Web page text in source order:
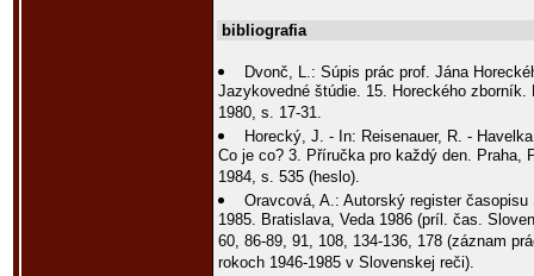
bibliografia
Dvonč, L.: Súpis prác prof. Jána
Jazykovedné štúdie. 15. Horeckého
1980, s. 17-31.
Horecký, J. - In: Reisenauer, R. -
Co je co? 3. Příručka pro každý den. Praha,
1984, s. 535 (heslo).
Oravcová, A.: Autorský register
1985. Bratislava, Veda 1986 (príl. čas.
60, 86-89, 91, 108, 134-136, 178 (záznam
rokoch 1946-1985 v Slovenskej reči).